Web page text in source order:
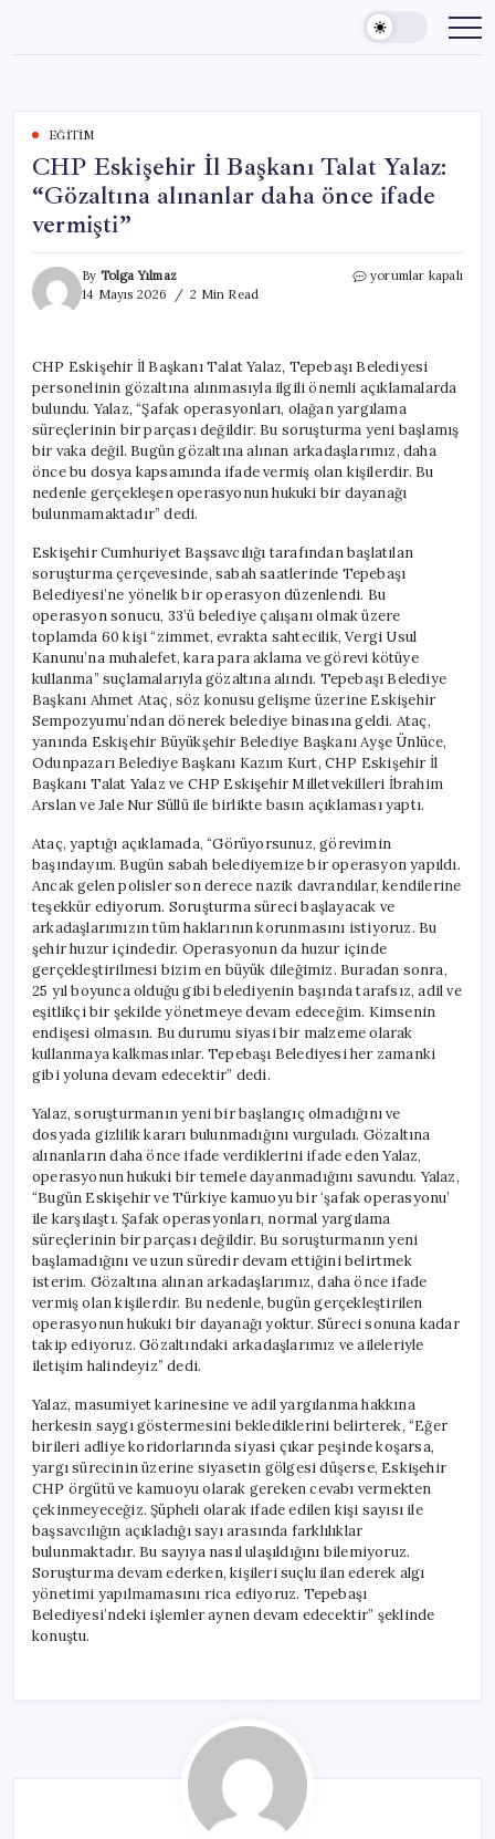
content
EĞITIM
CHP Eskişehir İl Başkanı Talat Yalaz:
“Gözaltına alınanlar daha önce ifade
vermişti”
By Tolga Yılmaz
14 Mayıs 2026
2 Min Read
CHP
Yalaz:
“Gözaltına
alınanlar
daha
ifade
vermişti”
için
yorumlar kapalı
CHP Eskişehir İl Başkanı Talat Yalaz, Tepebaşı Belediyesi
personelinin gözaltına alınmasıyla ilgili önemli açıklamalarda
bulundu. Yalaz, “Şafak operasyonları, olağan yargılama
süreçlerinin bir parçası değildir. Bu soruşturma yeni başlamış
bir vaka değil. Bugün gözaltına alınan arkadaşlarımız, daha
önce bu dosya kapsamında ifade vermiş olan kişilerdir. Bu
nedenle gerçekleşen operasyonun hukuki bir dayanağı
bulunmamaktadır” dedi.
Eskişehir Cumhuriyet Başsavcılığı tarafından başlatılan
soruşturma çerçevesinde, sabah saatlerinde Tepebaşı
Belediyesi’ne yönelik bir operasyon düzenlendi. Bu
operasyon sonucu, 33’ü belediye çalışanı olmak üzere
toplamda 60 kişi “zimmet, evrakta sahtecilik, Vergi Usul
Kanunu’na muhalefet, kara para aklama ve görevi kötüye
kullanma” suçlamalarıyla gözaltına alındı. Tepebaşı Belediye
Başkanı Ahmet Ataç, söz konusu gelişme üzerine Eskişehir
Sempozyumu’ndan dönerek belediye binasına geldi. Ataç,
yanında Eskişehir Büyükşehir Belediye Başkanı Ayşe Ünlüce,
Odunpazarı Belediye Başkanı Kazım Kurt, CHP Eskişehir İl
Başkanı Talat Yalaz ve CHP Eskişehir Milletvekilleri İbrahim
Arslan ve Jale Nur Süllü ile birlikte basın açıklaması yaptı.
Ataç, yaptığı açıklamada, “Görüyorsunuz, görevimin
başındayım. Bugün sabah belediyemize bir operasyon yapıldı.
Ancak gelen polisler son derece nazik davrandılar, kendilerine
teşekkür ediyorum. Soruşturma süreci başlayacak ve
arkadaşlarımızın tüm haklarının korunmasını istiyoruz. Bu
şehir huzur içindedir. Operasyonun da huzur içinde
gerçekleştirilmesi bizim en büyük dileğimiz. Buradan sonra,
25 yıl boyunca olduğu gibi belediyenin başında tarafsız, adil ve
eşitlikçi bir şekilde yönetmeye devam edeceğim. Kimsenin
endişesi olmasın. Bu durumu siyasi bir malzeme olarak
kullanmaya kalkmasınlar. Tepebaşı Belediyesi her zamanki
gibi yoluna devam edecektir” dedi.
Yalaz, soruşturmanın yeni bir başlangıç olmadığını ve
dosyada gizlilik kararı bulunmadığını vurguladı. Gözaltına
alınanların daha önce ifade verdiklerini ifade eden Yalaz,
operasyonun hukuki bir temele dayanmadığını savundu. Yalaz,
“Bugün Eskişehir ve Türkiye kamuoyu bir ‘şafak operasyonu’
ile karşılaştı. Şafak operasyonları, normal yargılama
süreçlerinin bir parçası değildir. Bu soruşturmanın yeni
başlamadığını ve uzun süredir devam ettiğini belirtmek
isterim. Gözaltına alınan arkadaşlarımız, daha önce ifade
vermiş olan kişilerdir. Bu nedenle, bugün gerçekleştirilen
operasyonun hukuki bir dayanağı yoktur. Süreci sonuna kadar
takip ediyoruz. Gözaltındaki arkadaşlarımız ve aileleriyle
iletişim halindeyiz” dedi.
Yalaz, masumiyet karinesine ve adil yargılanma hakkına
herkesin saygı göstermesini beklediklerini belirterek, “Eğer
birileri adliye koridorlarında siyasi çıkar peşinde koşarsa,
yargı sürecinin üzerine siyasetin gölgesi düşerse, Eskişehir
CHP örgütü ve kamuoyu olarak gereken cevabı vermekten
çekinmeyeceğiz. Şüpheli olarak ifade edilen kişi sayısı ile
başsavcılığın açıkladığı sayı arasında farklılıklar
bulunmaktadır. Bu sayıya nasıl ulaşıldığını bilemiyoruz.
Soruşturma devam ederken, kişileri suçlu ilan ederek algı
yönetimi yapılmamasını rica ediyoruz. Tepebaşı
Belediyesi’ndeki işlemler aynen devam edecektir” şeklinde
konuştu.